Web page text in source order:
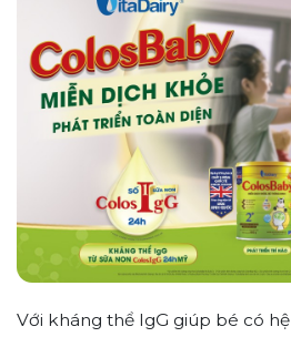
Với kháng thể IgG giúp bé có